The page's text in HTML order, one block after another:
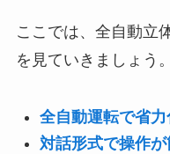
ここでは、全自動立
を見ていきましょう
全自動運転で省
対話形式で操作が